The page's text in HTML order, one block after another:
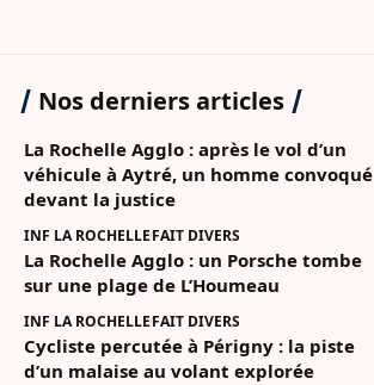
Nos derniers articles
La Rochelle Agglo : après le vol d’un
véhicule à Aytré, un homme convoqué
devant la justice
INF LA ROCHELLEFAIT DIVERS
La Rochelle Agglo : un Porsche tombe
sur une plage de L’Houmeau
INF LA ROCHELLEFAIT DIVERS
Cycliste percutée à Périgny : la piste
d’un malaise au volant explorée